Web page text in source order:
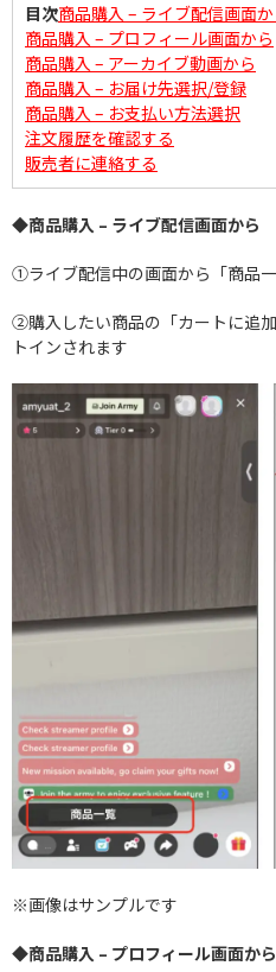
目次商品購入 – ライブ配信画面か
商品購入 – プロフィール画面から
商品購入 – アーカイブ動画から
商品購入 – お届け先選択/登録
商品購入 – お支払い方法選択
注文履歴を確認する
販売者に連絡する
◆商品購入 – ライブ配信画面から
①ライブ配信中の画面から「商品
②購入したい商品の「カートに追
トインされます
※画像はサンプルです
◆商品購入 – プロフィール画面から